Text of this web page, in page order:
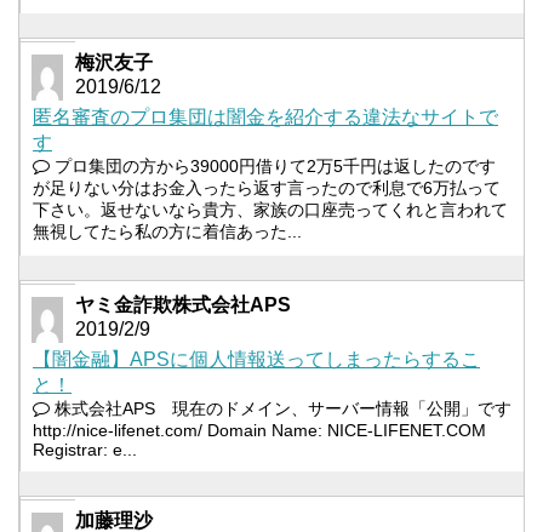
梅沢友子
2019/6/12
匿名審査のプロ集団は闇金を紹介する違法なサイトで
す
プロ集団の方から39000円借りて2万5千円は返したのです
が足りない分はお金入ったら返す言ったので利息で6万払って
下さい。返せないなら貴方、家族の口座売ってくれと言われて
無視してたら私の方に着信あった...
ヤミ金詐欺株式会社APS
2019/2/9
【闇金融】APSに個人情報送ってしまったらするこ
と！
株式会社APS 現在のドメイン、サーバー情報「公開」です
http://nice-lifenet.com/ Domain Name: NICE-LIFENET.COM
Registrar: e...
加藤理沙